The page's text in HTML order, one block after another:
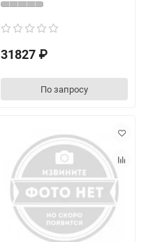
31827 ₽
По запросу